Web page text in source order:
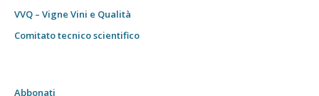
VVQ – Vigne Vini e Qualità
Comitato tecnico scientifico
Abbonati